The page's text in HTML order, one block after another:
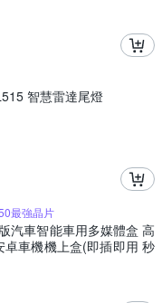
智慧雷達尾燈
最強晶片
汽車智能車用多媒體盒 高
卓車機機上盒(即插即用 秒